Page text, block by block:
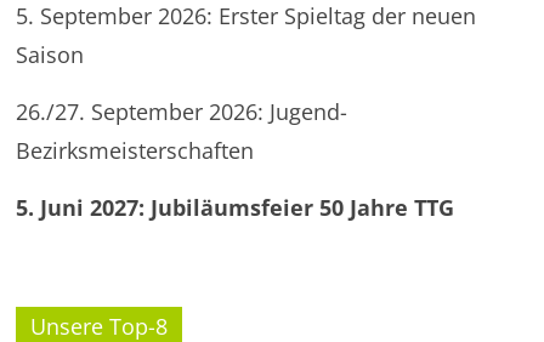
5. September 2026: Erster Spieltag der neuen
Saison
26./27. September 2026: Jugend-
Bezirksmeisterschaften
5. Juni 2027: Jubiläumsfeier 50 Jahre TTG
Unsere Top-8